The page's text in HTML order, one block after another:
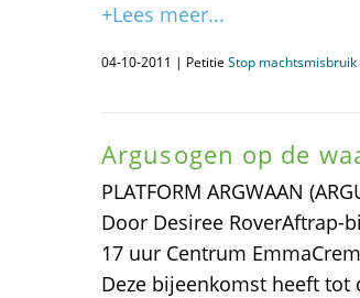
+Lees meer...
04-10-2011 | Petitie Stop machtsmisbruik
Argusogen op de
PLATFORM ARGWAAN
Door Desiree RoverAftrap-
17 uur Centrum
Deze bijeenkomst heeft tot